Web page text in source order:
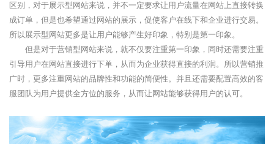
区别，对于展示型网站来说，并不一定要求让用户流量在网站上直接转换
成订单，但是也希望通过网站的展示，促使客户在线下和企业进行交易。
所以展示型网站更多是让用户能够产生好印象，特别是第一印象。
但是对于营销型网站来说，就不仅要注重第一印象，同时还需要注重
引导用户在网站直接进行下单，从而为企业获得直接的利润。所以营销推
广时，更多注重网站的品牌性和功能的简便性。并且还需要配置高效的客
服团队为用户提供全方位的服务，从而让网站能够获得用户的认可。